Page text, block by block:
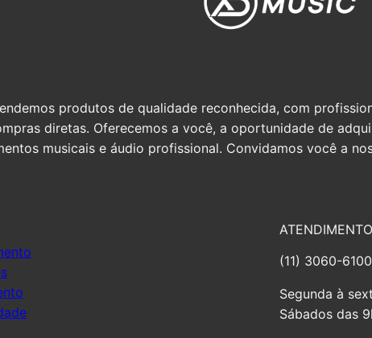
produtos de qualidade reconhecida, com
diretas. Oferecemos a você, a oportunidade de
musicais e áudio profissional. Convidamos você a
ATENDIMENTO
(11) 3060-6100
Segunda à
Sábados das